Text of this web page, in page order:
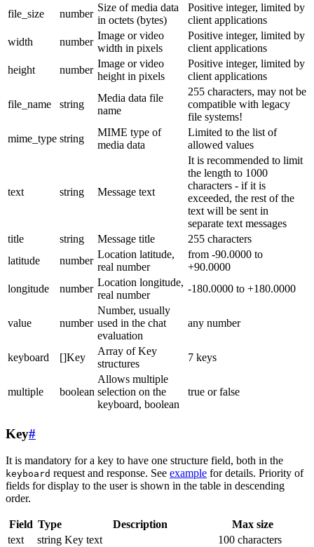
file_size
number
Size of media data
in octets (bytes)
Positive integer, limited by
client applications
width
number
Image or video
width in pixels
Positive integer, limited by
client applications
height
number
Image or video
height in pixels
Positive integer, limited by
client applications
file_name string
Media data file
name
255 characters, may not be
compatible with legacy
file systems!
mime_type string
MIME type of
media data
Limited to the list of
allowed values
text string Message text
It is recommended to limit
the length to 1000
characters - if it is
exceeded, the rest of the
text will be sent in
separate text messages
title
string Message title
255 characters
latitude
number
Location latitude,
real number
from -90.0000 to
+90.0000
longitude
number
Location longitude,
real number
-180.0000 to +180.0000
value number
Number, usually
used in the chat
evaluation
any number
keyboard []Key
Array of Key
structures
7 keys
multiple boolean
Allows multiple
selection on the
keyboard, boolean
true or false
Key#
It is mandatory for a key to have one structure field, both in the
keyboard request and response. See example for details. Priority of
fields for display to the user is shown in the table in descending
order.
Field Type Description
Max size
text
string Key text
100 characters